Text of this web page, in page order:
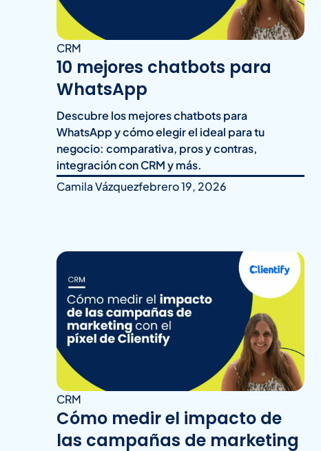
CRM
10 mejores chatbots para
WhatsApp
Descubre los mejores chatbots para
WhatsApp y cómo elegir el ideal para tu
negocio: comparativa, pros y contras,
integración con CRM y más.
Camila Vázquezfebrero 19, 2026
CRM
Cómo medir el impacto de
las campañas de marketing